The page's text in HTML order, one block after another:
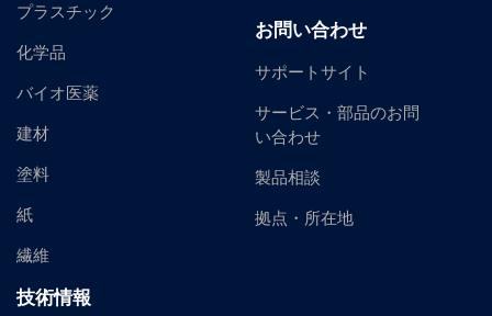
プラスチック
化学品
バイオ医薬
建材
塗料
紙
繊維
技術情報
お問い合わせ
サポートサイト
サービス・部品のお問
い合わせ
製品相談
拠点・所在地